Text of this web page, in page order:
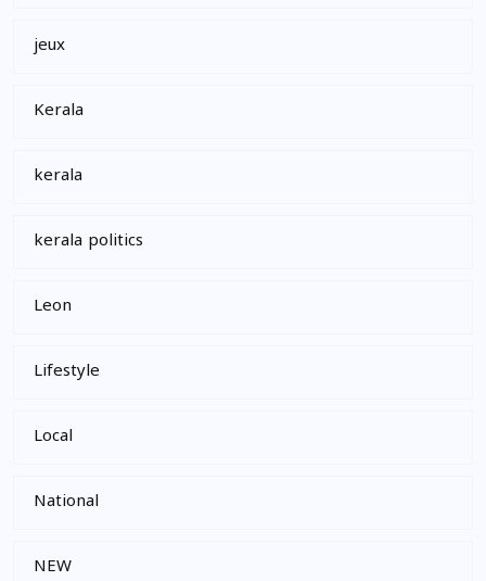
jeux
Kerala
kerala
kerala politics
Leon
Lifestyle
Local
National
NEW